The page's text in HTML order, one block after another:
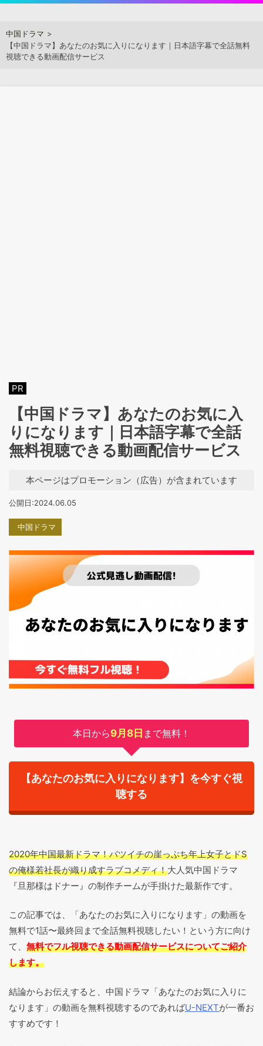
content
アジアンステージ
中国ドラマ
【中国ドラマ】あなたのお気に入りになります｜日本語字幕で全話無料
視聴できる動画配信サービス
PR
【中国ドラマ】あなたのお気に入
りになります｜日本語字幕で全話
無料視聴できる動画配信サービス
本ページはプロモーション（広告）が含まれています
公開日:2024.06.05
中国ドラマ
本日から9月8日 まで無料！
【あなたのお気に入りになります】を今すぐ視
聴する
2020年中国最新ドラマ！バツイチの崖っぷち年上女子とドS
の俺様若社長が織り成すラブコメディ！大人気中国ドラマ
『旦那様はドナー』の制作チームが手掛けた最新作です。
この記事では、「あなたのお気に入りになります」の動画を
無料で1話〜最終回まで全話無料視聴したい！という方に向け
て、 無料でフル視聴できる動画配信サービスについてご紹介
します。
結論からお伝えすると、中国ドラマ「あなたのお気に入りに
なります」の動画を無料視聴するのであればU-NEXTが一番お
すすめです！